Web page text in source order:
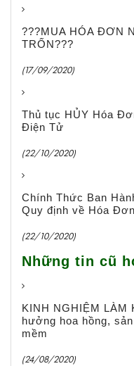
???MUA HÓA ĐƠN
TRỐN???
(17/09/2020)
Thủ tục HỦY Hóa
Điện Tử
(22/10/2020)
Chính Thức Ban
Quy định về Hóa
(22/10/2020)
Những tin cũ
KINH NGHIỆM LÀM
hưởng hoa hồng,
mềm
(24/08/2020)